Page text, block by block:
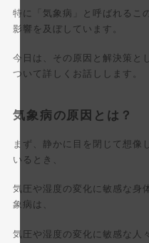
特に「気象病」と呼ばれるこ
影響を及ぼしています。
今日は、その原因と解決策と
ついて詳しくお話しします。
気象病の原因とは？
まず、静かに目を閉じて想像
いるとき、
気圧や湿度の変化に敏感な身
象病は、
気圧や湿度の変化に敏感な人